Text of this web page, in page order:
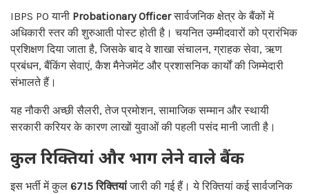
IBPS PO यानी Probationary Officerसार्वजनिक क्षेत्र के बैंकों में
अधिकारी स्तर की शुरुआती पोस्ट होती है। चयनित उम्मीदवारों को प्रारंभिक
प्रशिक्षण दिया जाता है, जिसके बाद वे शाखा संचालन, ग्राहक सेवा, ऋण
प्रबंधन, बैंकिंग सेवाएं, कैश मैनेजमेंट और प्रशासनिक कार्यों की जिम्मेदारी
संभालते हैं।
यह नौकरी अच्छी सैलरी, तेज प्रमोशन, सामाजिक सम्मान और स्थायी
सरकारी करियर के कारण लाखों युवाओं की पहली पसंद मानी जाती है।
कुल रिक्तियां और भाग लेने वाले बैंक
इस भर्ती में कुल 6715 रिक्तियांजारी की गई हैं। ये रिक्तियां कई सार्वजनिक